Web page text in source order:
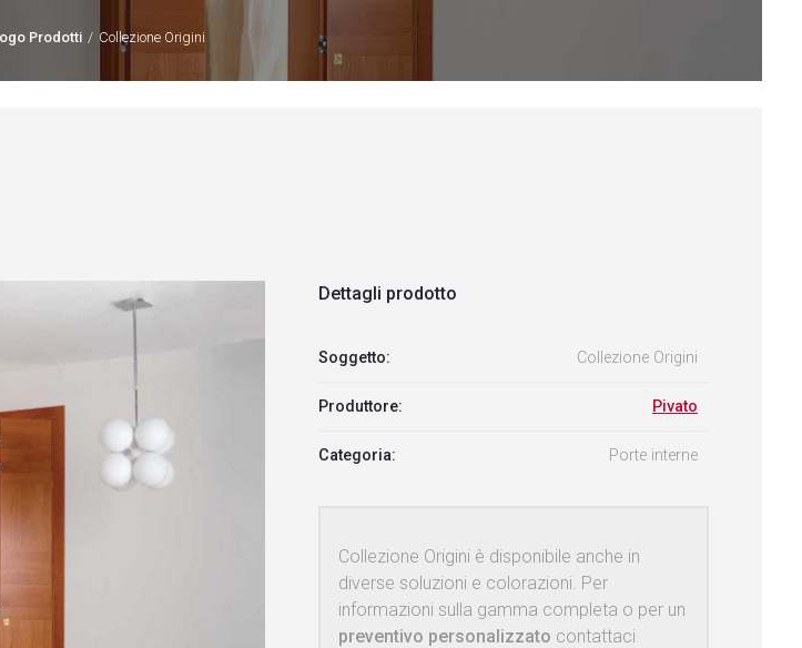
Prodotti Collezione Origini
Dettagli prodotto
Soggetto: Collezione Origini
Produttore: Pivato
Categoria: Porte interne
Collezione Origini è disponibile anche in
diverse soluzioni e colorazioni. Per
informazioni sulla gamma completa o per un
preventivo personalizzato contattaci